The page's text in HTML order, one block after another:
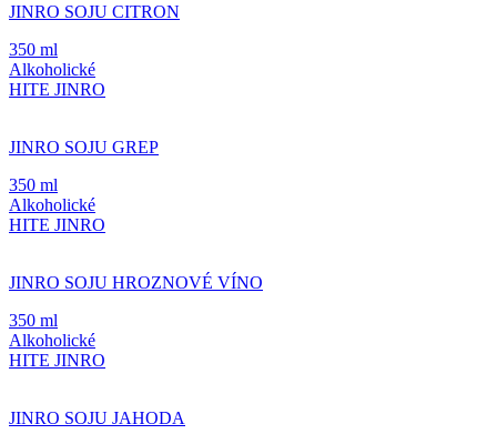
JINRO SOJU CITRON
350 ml
Alkoholické
HITE JINRO
JINRO SOJU GREP
350 ml
Alkoholické
HITE JINRO
JINRO SOJU HROZNOVÉ VÍNO
350 ml
Alkoholické
HITE JINRO
JINRO SOJU JAHODA